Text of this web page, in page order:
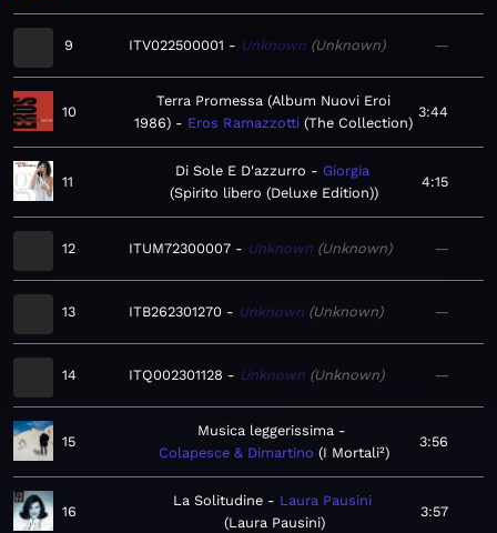
9 ITV022500001 Unknown Unknown —
10
Terra Promessa (Album Nuovi Eroi
1986)
Eros Ramazzotti The Collection
3:44
11
Di Sole E D'azzurro
Giorgia
Spirito libero (Deluxe Edition)
4:15
12 ITUM72300007 Unknown Unknown —
13 ITB262301270 Unknown Unknown —
14 ITQ002301128 Unknown Unknown —
15
Musica leggerissima
Colapesce & Dimartino
I Mortali²
3:56
16
La Solitudine
Laura Pausini
Laura Pausini
3:57